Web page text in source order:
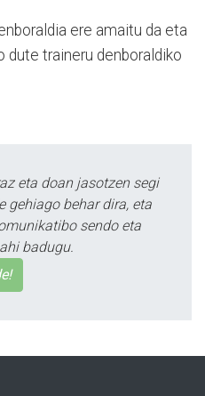
ere amaitu da eta
dute traineru denboraldiko
eta doan jasotzen segi
gehiago behar dira, eta
sendo eta
badugu.